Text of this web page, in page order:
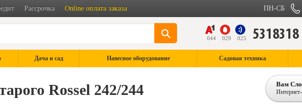
Рассрочка Online оплата заказа ПН-СБ
044 029 025 5318318
Дача и сад Навесное оборудование Садовая техника
Rossel 242/244 Вам